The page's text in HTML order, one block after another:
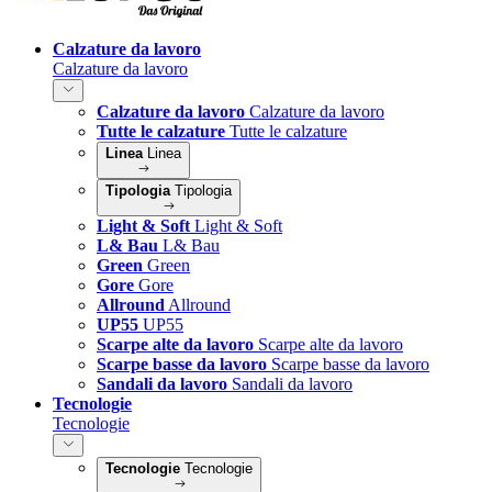
Calzature da lavoro
Calzature da lavoro
Calzature da lavoro Calzature da lavoro
Tutte le calzature Tutte le calzature
Linea Linea
Tipologia Tipologia
Light & Soft Light & Soft
L& Bau L& Bau
Green Green
Gore Gore
Allround Allround
UP55 UP55
Scarpe alte da lavoro Scarpe alte da lavoro
Scarpe basse da lavoro Scarpe basse da lavoro
Sandali da lavoro Sandali da lavoro
Tecnologie
Tecnologie
Tecnologie Tecnologie